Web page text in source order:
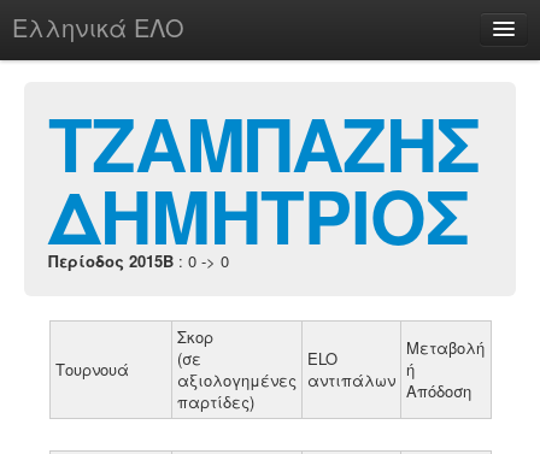
Ελληνικά ΕΛΟ
chesstu.be @ discord
Login
ΤΖΑΜΠΑΖΗΣ
ΔΗΜΗΤΡΙΟΣ
Περίοδος 2015B : 0 -> 0
Τουρνουά
Σκορ
(σε
αξιολογημένες
παρτίδες)
ELO
αντιπάλων
Μεταβολή
ή
Απόδοση